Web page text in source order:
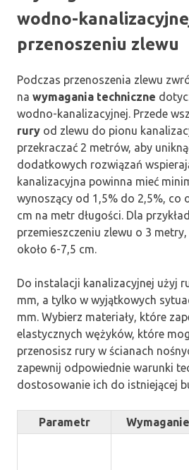
wodno-
przenoszeniu zlewu
Podczas przenoszenia zlewu
na wymagania techniczne
wodno-kanalizacyjnej. Przede
rury od zlewu do pionu
przekraczać 2 metrów, aby
dodatkowych rozwiązań
kanalizacyjna powinna mieć
wynoszący od 1,5% do 2,5%, co
cm na metr długości. Dla
przemieszczeniu zlewu o 3
około 6-7,5 cm.
Do instalacji kanalizacyjnej użyj
mm, a tylko w wyjątkowych
mm. Wybierz materiały, które
elastycznych wężyków, które
przenosisz rury w ścianach
zapewnij odpowiednie warunki
dostosowanie ich do istniejącej
Parametr Wymaganie